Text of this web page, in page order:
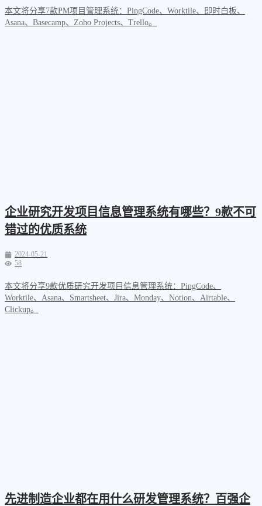
本文将分享7款PM项目管理系统：PingCode、Worktile、即时白板、
Asana、Basecamp、Zoho Projects、Trello。
企业研究开发项目信息管理系统有哪些？9款不可
错过的优质系统
2024-05-21
58
本文将分享9款优质研究开发项目信息管理系统：PingCode、
Worktile、Asana、Smartsheet、Jira、Monday、Notion、Airtable、
Clickup。
先进制造企业都在用什么研发管理系统？百强企